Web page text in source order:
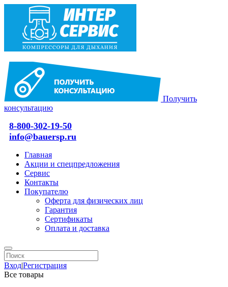
Получить
консультацию
8-800-302-19-50
info@bauersp.ru
Главная
Акции и спецпредложения
Сервис
Контакты
Покупателю
Оферта для физических лиц
Гарантия
Сертификаты
Оплата и доставка
Вход|Регистрация
Все товары